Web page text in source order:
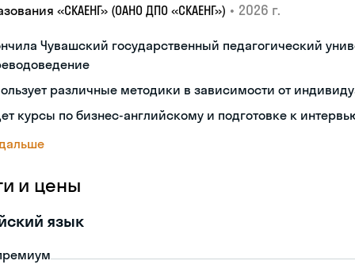
«СКАЕНГ» (ОАНО ДПО «СКАЕНГ») • 2026 г.
Чувашский государственный педагогический
различные методики в зависимости от
курсы по бизнес-английскому и подготовке к
и цены
язык